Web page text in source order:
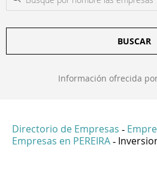
BUSCAR
Información ofrecida
Directorio de Empresas -
Empresas en PEREIRA -